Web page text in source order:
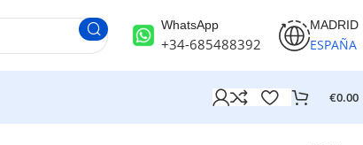
WhatsApp
+34-685488392
MADRID
ESPAÑA
€0.00